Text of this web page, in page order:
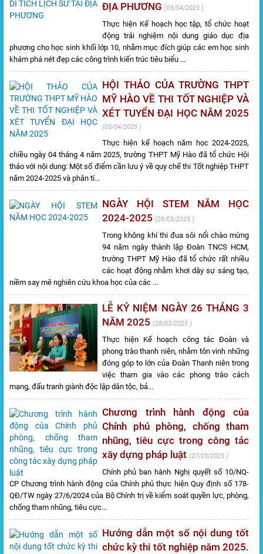
ĐỊA PHƯƠNG
09/04/2025
Thực hiện Kế hoạch học tập, tổ chức hoạt
động trải nghiệm nội dung giáo dục địa
phương cho học sinh khối lớp 10, nhằm mục đích giúp các em học sinh
khám phá nét đẹp các công trình kiến trúc tiêu biểu ...
HỘI THẢO CỦA TRƯỜNG THPT
MỸ HÀO VỀ THI TỐT NGHIỆP VÀ
XÉT TUYỂN ĐẠI HỌC NĂM 2025
05/04/2025
Thực hiện kế hoạch năm học 2024-2025,
chiều ngày 04 tháng 4 năm 2025, trường THPT Mỹ Hào đã tổ chức Hội
thảo với nội dung: Một số điểm cần lưu ý về quy chế thi Tốt nghiệp THPT
năm 2024-2025 và phân tí...
NGÀY HỘI STEM NĂM HỌC
2024-2025
28/03/2025
Trong không khí thi đua sôi nổi chào mừng
94 năm ngày thành lập Đoàn TNCS HCM,
trường THPT Mỹ Hào đã tổ chức rất nhiều
các hoạt động nhằm khơi dậy sự sáng tạo,
niềm say mê nghiên cứu khoa học của các ...
LỄ KỶ NIỆM NGÀY 26 THÁNG 3
NĂM 2025
28/03/2025
Thực hiện Kế hoạch công tác Đoàn và
phong trào thanh niên, nhằm tôn vinh những
đóng góp to lớn của Đoàn Thanh niên trong
việc tham gia vào các phong trào cách
mạng, đấu tranh giành độc lập dân tộc, bả...
Chương trình hành động của
Chính phủ phòng, chống tham
nhũng, tiêu cực trong công tác
xây dựng pháp luật
27/03/2025
Chính phủ ban hành Nghị quyết số 10/NQ-
CP Chương trình hành động của Chính phủ thực hiện Quy định số 178-
QĐ/TW ngày 27/6/2024 của Bộ Chính trị về kiểm soát quyền lực, phòng,
chống tham nhũng, tiêu cực...
Hướng dẫn một số nội dung tốt
chức kỳ thi tốt nghiệp năm 2025.